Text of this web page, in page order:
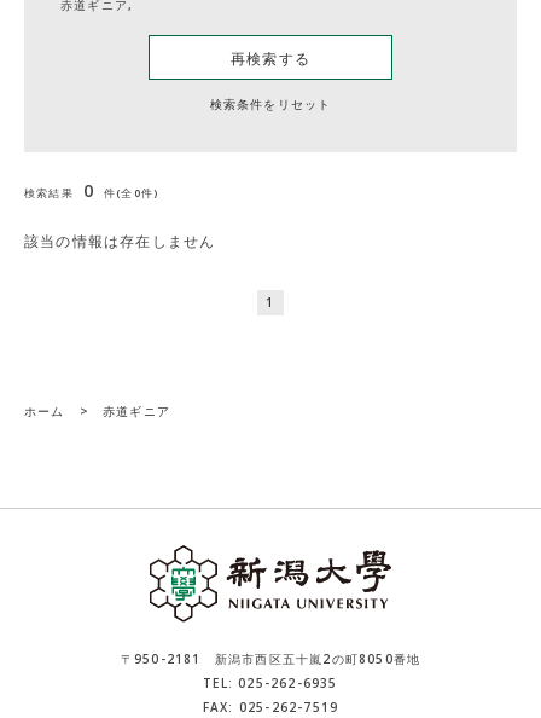
赤道ギニア,
再検索する
検索条件をリセット
検索結果 0 件(全0件)
該当の情報は存在しません
1
ホーム > 赤道ギニア
〒950-2181 新潟市西区五十嵐2の町8050番地
TEL: 025-262-6935
FAX: 025-262-7519